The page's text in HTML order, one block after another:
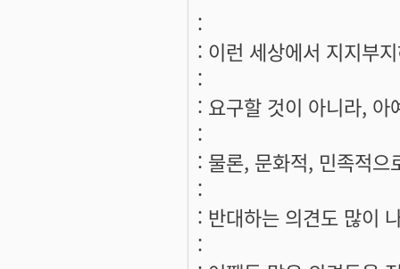
:
: 이런 세상에서 지지부
:
: 요구할 것이 아니라, 아
:
: 물론, 문화적, 민족적으
:
: 반대하는 의견도 많이
: